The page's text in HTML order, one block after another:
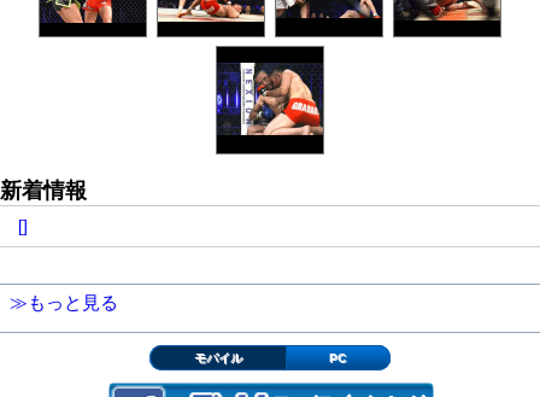
新着情報
[]
≫もっと見る
モバイル PC